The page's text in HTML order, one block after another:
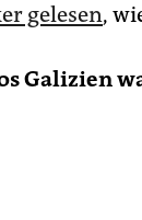
gelesen,
Galizien